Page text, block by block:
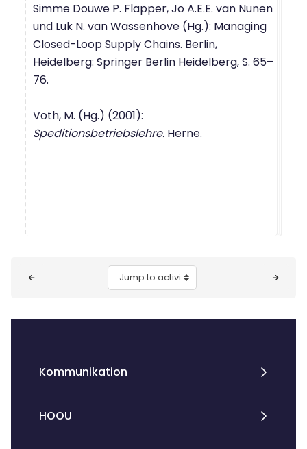
Simme Douwe P. Flapper, Jo A.E.E. van Nunen
und Luk N. van Wassenhove (Hg.): Managing
Closed-Loop Supply Chains. Berlin,
Heidelberg: Springer Berlin Heidelberg, S. 65–
76.
Voth, M. (Hg.) (2001):
Speditionsbetriebslehre. Herne.
Jump to activity
Kommunikation
HOOU